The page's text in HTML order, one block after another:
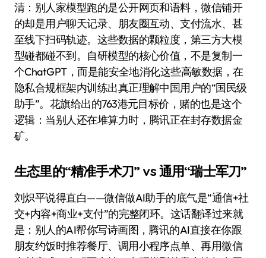
清：别人家模型跑的是公开网页和语料，微信铺开
的却是用户聊天记录、朋友圈互动、支付流水、甚
至线下扫码轨迹。这些数据的颗粒度，第三方大模
型碰都碰不到。自研模型的核心价值，不是复制一
个ChatGPT，而是能安全地消化这些高敏数据，在
隐私合规框架内训练出真正理解中国用户的“国民级
助手”。花旗给出的763港元目标价，赌的也是这个
逻辑：当别人还在堆算力时，腾讯正在封存数据金
矿。
生态里的“精准手术刀” vs 通用“瑞士军刀”
刘炽平说得直白——微信做AI助手的底气是“通信+社
交+内容+商业+支付”的完整闭环。这话翻译过来就
是：别人的AI帮你写诗画图，腾讯的AI直接在你跟
朋友约饭时推荐餐厅、调用小程序点单、再用微信